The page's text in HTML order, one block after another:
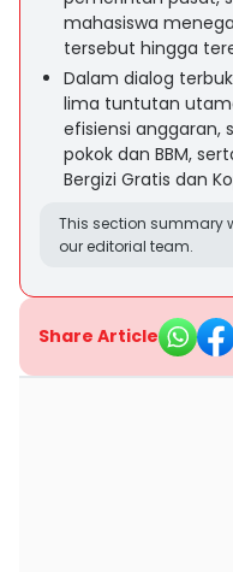
mahasiswa
tersebut hingga
Dalam dialog
lima tuntutan
efisiensi anggaran,
pokok dan BBM,
Bergizi Gratis dan
This section summary
our editorial team.
Share Article